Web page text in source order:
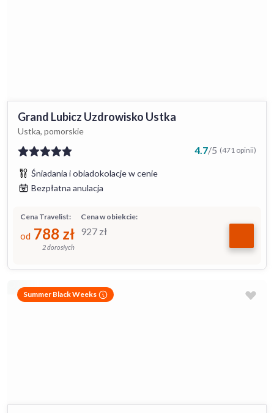
Grand Lubicz Uzdrowisko Ustka
Ustka, pomorskie
4.7/5 (471 opinii)
Śniadania i obiadokolacje w cenie
Bezpłatna anulacja
Cena w obiekcie:
927 zł
Cena Travelist:
od 788 zł
2 dorosłych
Summer Black Weeks